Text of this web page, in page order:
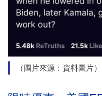
（圖片來源：資料圖片）